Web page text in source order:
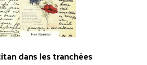
dans les tranchées